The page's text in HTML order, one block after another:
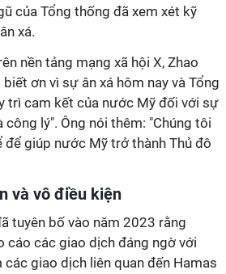
của Tổng thống đã xem xét kỹ
xá.
nền tảng mạng xã hội X, Zhao
ơn vì sự ân xá hôm nay và Tổng
trì cam kết của nước Mỹ đối với sự
lý". Ông nói thêm: "Chúng tôi
giúp nước Mỹ trở thành Thủ đô
và vô điều kiện
tuyên bố vào năm 2023 rằng
cáo các giao dịch đáng ngờ với
giao dịch liên quan đến Hamas